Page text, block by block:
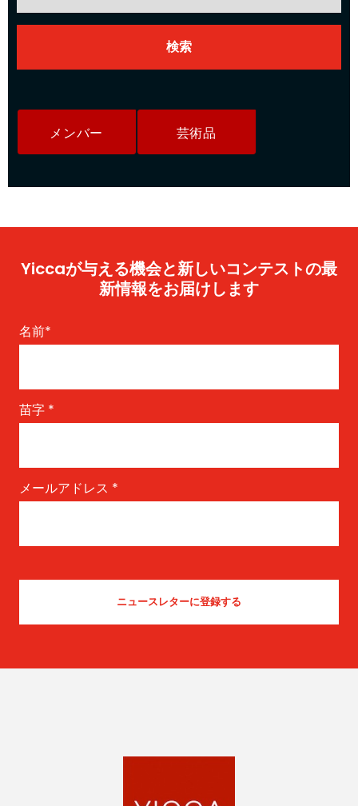
メンバー 芸術品
Yiccaが与える機会と新しいコンテストの最
新情報をお届けします
名前*
苗字 *
メールアドレス *